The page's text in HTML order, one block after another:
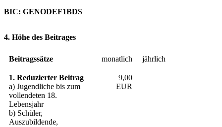
BIC: GENODEF1BDS
4. Höhe des Beitrages
Beitragssätze monatlich jährlich
1. Reduzierter Beitrag
a) Jugendliche bis zum
vollendeten 18.
Lebensjahr
b) Schüler,
Auszubildende,
9,00
EUR